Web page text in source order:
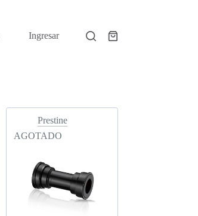
Ingresar
Shopping
Prestine
AGOTADO